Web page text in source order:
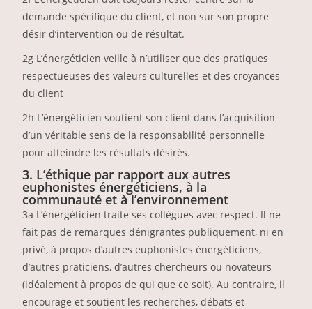
demande spécifique du client, et non sur son propre
désir d’intervention ou de résultat.
2g L’énergéticien veille à n’utiliser que des pratiques
respectueuses des valeurs culturelles et des croyances
du client
2h L’énergéticien soutient son client dans l’acquisition
d’un véritable sens de la responsabilité personnelle
pour atteindre les résultats désirés.
3. L’éthique par rapport aux autres
euphonistes énergéticiens, à la
communauté et à l’environnement
3a L’énergéticien traite ses collègues avec respect. Il ne
fait pas de remarques dénigrantes publiquement, ni en
privé, à propos d’autres euphonistes énergéticiens,
d’autres praticiens, d’autres chercheurs ou novateurs
(idéalement à propos de qui que ce soit). Au contraire, il
encourage et soutient les recherches, débats et